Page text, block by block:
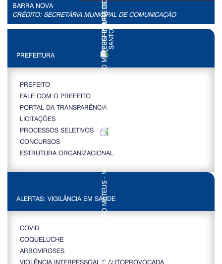
BARRA NOVA
CRÉDITO: SECRETÁRIA MUNICIPAL DE COMUNICAÇÃO
PREFEITURA
PREFEITO
FALE COM O PREFEITO
PORTAL DA TRANSPARÊNCIA
LICITAÇÕES
PROCESSOS SELETIVOS
CONCURSOS
ESTRUTURA ORGANIZACIONAL
ALERTAS: VIGILÂNCIA EM SAÚDE
COVID
COQUELUCHE
ARBOVIROSES
VIOLÊNCIA INTERPESSOAL E AUTOPROVOCADA